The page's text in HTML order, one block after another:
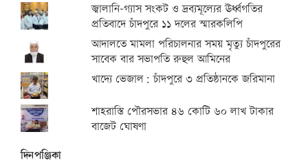
জ্বালানি-গ্যাস সংকট ও দ্রব্যমূল্যের ঊর্ধ্বগতির
প্রতিবাদে চাঁদপুরে ১১ দলের স্মারকলিপি
আদালতে মামলা পরিচালনার সময় মৃত্যু চাঁদপুরের
সাবেক বার সভাপতি রুহুল আমিনের
খাদ্যে ভেজাল: চাঁদপুরে ৩ প্রতিষ্ঠানকে জরিমানা
শাহরাস্তি পৌরসভার ৪৬ কোটি ৬০ লাখ টাকার
বাজেট ঘোষণা
দিনপঞ্জিকা